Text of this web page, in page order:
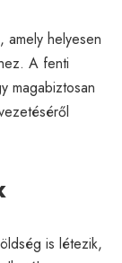
amely helyesen
A fenti
magabiztosan
is létezik,